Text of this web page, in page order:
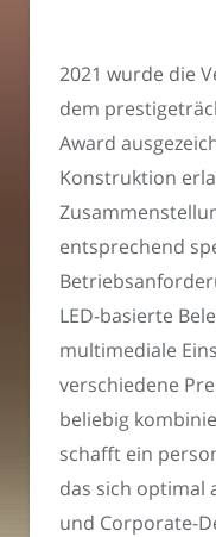
2021 wurde die
dem
Award
Konstruktion
entsprechend
LED-basierte
multimediale
verschiedene
beliebig
schafft ein
das sich optimal
und Corporate-